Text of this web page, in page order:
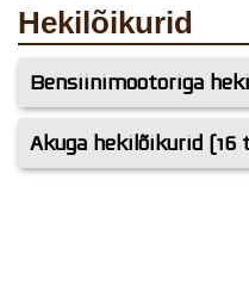
Hekilõikurid
Bensiinimootoriga
Akuga hekilõikurid (16